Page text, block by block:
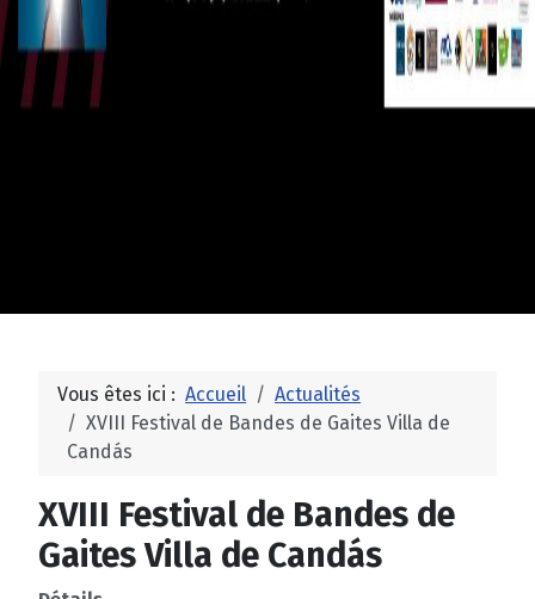
Vous êtes ici : Accueil
Actualités
XVIII Festival de Bandes de Gaites Villa de
Candás
XVIII Festival de Bandes de
Gaites Villa de Candás